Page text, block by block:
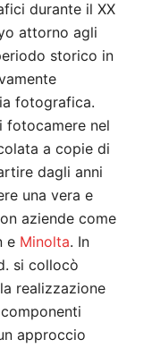
durante il XX
attorno agli
storico in
fotografica.
fotocamere nel
a copie di
dagli anni
una vera e
aziende come
e Minolta. In
si collocò
realizzazione
approccio